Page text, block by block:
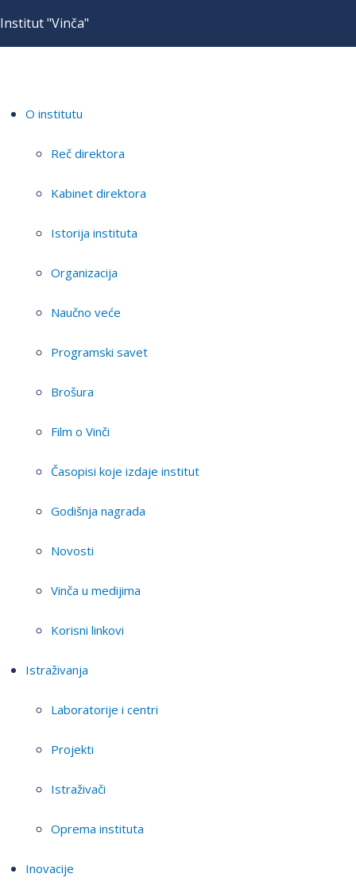
Institut "Vinča"
O institutu
Reč direktora
Kabinet direktora
Istorija instituta
Organizacija
Naučno veće
Programski savet
Brošura
Film o Vinči
Časopisi koje izdaje institut
Godišnja nagrada
Novosti
Vinča u medijima
Korisni linkovi
Istraživanja
Laboratorije i centri
Projekti
Istraživači
Oprema instituta
Inovacije